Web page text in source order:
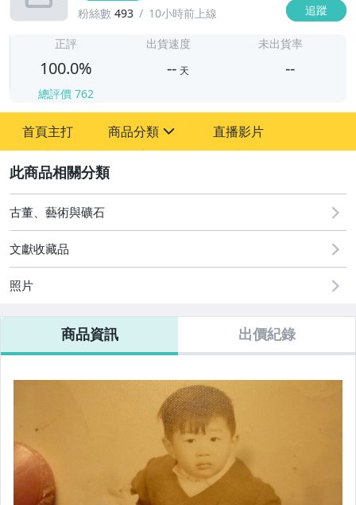
粉絲數 493 10小時前上線 追蹤
正評
100.0%
總評價 762
出貨速度
-- 天
未出貨率
--
首頁主打 商品分類
古董、藝術與礦石
玩具、模型與公仔
直播影片
古董、藝術與礦石
文獻收藏品
照片
商品資訊 出價紀錄